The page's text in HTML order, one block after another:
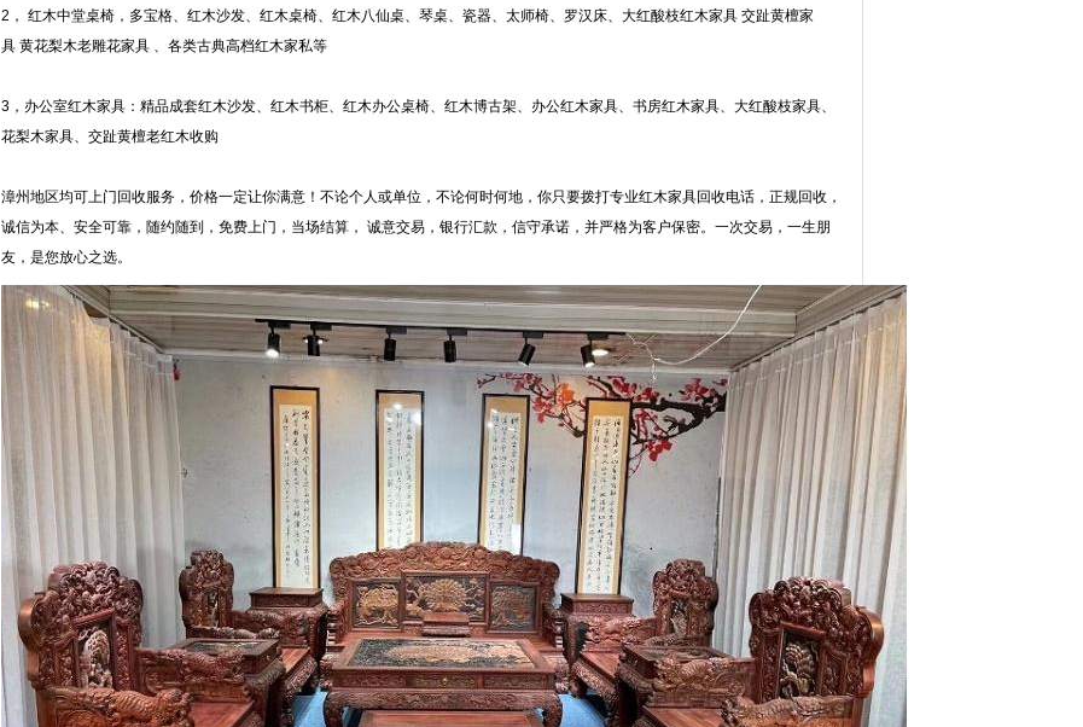
2， 红木中堂桌椅，多宝格、红木沙发、红木桌椅、红木八仙桌、琴桌、瓷器、太师椅、罗汉床、大红酸枝红木家具 交趾黄檀家
具 黄花梨木老雕花家具 、各类古典高档红木家私等
3，办公室红木家具：精品成套红木沙发、红木书柜、红木办公桌椅、红木博古架、办公红木家具、书房红木家具、大红酸枝家具、
花梨木家具、交趾黄檀老红木收购
漳州地区均可上门回收服务，价格一定让你满意！不论个人或单位，不论何时何地，你只要拨打专业红木家具回收电话，正规回收，
诚信为本、安全可靠，随约随到，免费上门，当场结算， 诚意交易，银行汇款，信守承诺，并严格为客户保密。一次交易，一生朋
友，是您放心之选。